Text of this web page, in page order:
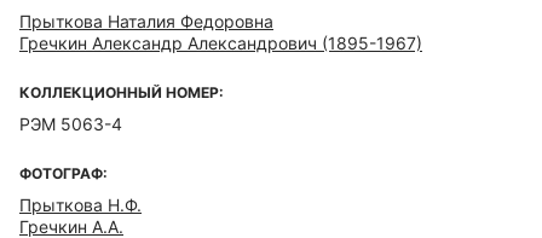
Прыткова Наталия Федоровна
Гречкин Александр Александрович (1895-1967)
КОЛЛЕКЦИОННЫЙ НОМЕР:
РЭМ 5063-4
ФОТОГРАФ:
Прыткова Н.Ф.
Гречкин А.А.